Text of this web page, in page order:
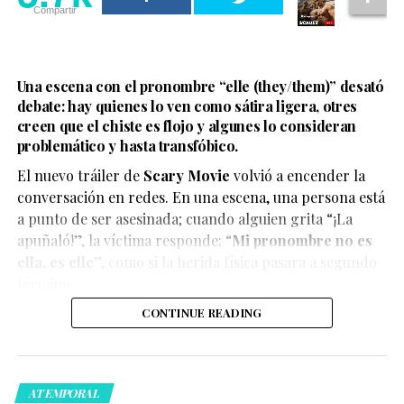
Ver esta publicación en Instagram
La boda del influencer Un Tal Fredo se convirtió en uno
de los eventos más virales del momento, luego de que el
cantante Carlos Rivera apareciera como sorpresa y
ofreciera un concierto privado.
varios días que reunió a influencers, amistades cercanas
Compartir
Una escena con el pronombre “elle (they/them)” desató
debate: hay quienes lo ven como sátira ligera, otres
creen que el chiste es flojo y algunes lo consideran
problemático y hasta transfóbico.
El nuevo tráiler deScary Movie volvió a encender la
conversación en redes. En una escena, una persona está
a punto de ser asesinada; cuando alguien grita “¡La
apuñaló!”, la víctima responde: “Mi pronombre no es
CONTINUE READING
ATEMPORAL